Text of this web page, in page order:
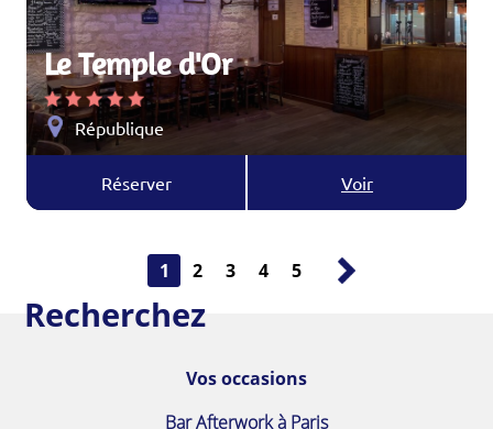
Le Temple d'Or
République
Réserver Voir
1 2 3 4 5
Recherchez
Vos occasions
Bar Afterwork à Paris